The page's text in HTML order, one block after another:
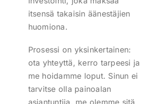
itsensä takaisin äänestäjien
huomiona.
Prosessi on yksinkertainen:
ota yhteyttä, kerro tarpeesi ja
me hoidamme loput. Sinun ei
tarvitse olla painoalan
asiantuntija, me olemme sitä